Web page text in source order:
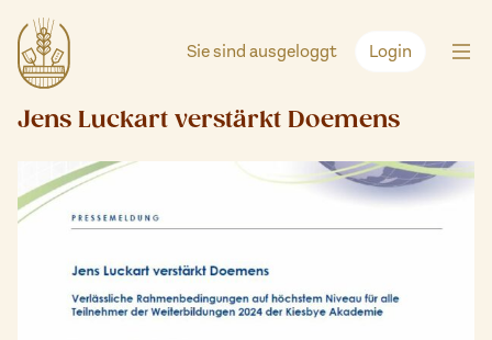
Zum
Inhalt
springen
Sie sind ausgeloggt Login
Jens Luckart verstärkt Doemens